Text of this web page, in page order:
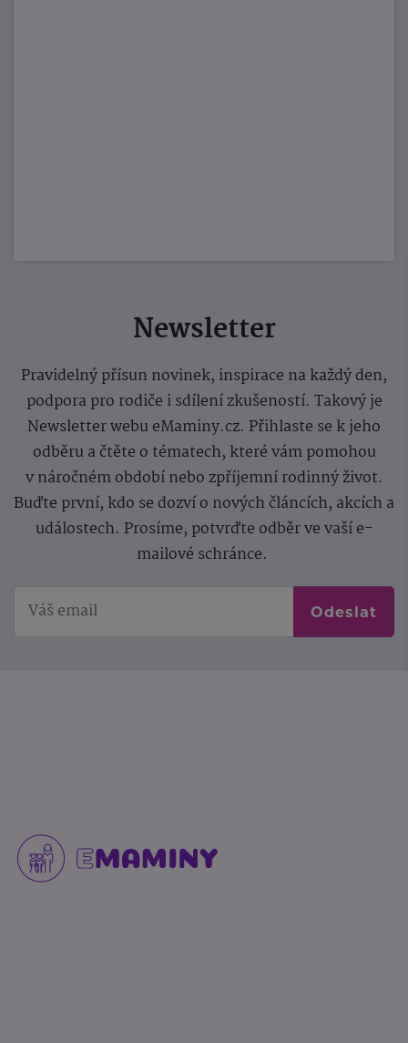
Newsletter
Pravidelný přísun novinek, inspirace na každý den,
podpora pro rodiče i sdílení zkušeností. Takový je
Newsletter webu eMaminy.cz. Přihlaste se k jeho
odběru a čtěte o tématech, které vám pomohou
v náročném období nebo zpříjemní rodinný život.
Buďte první, kdo se dozví o nových článcích, akcích a
událostech. Prosíme, potvrďte odběr ve vaší e-
mailové schránce.
Odeslat